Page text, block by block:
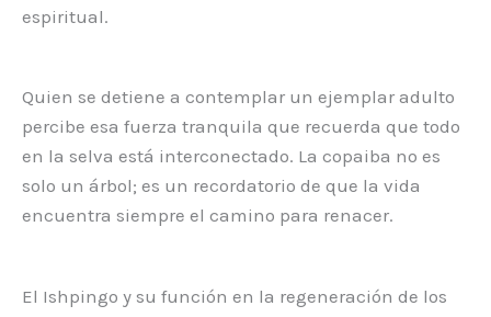
espiritual.
Quien se detiene a contemplar un ejemplar adulto
percibe esa fuerza tranquila que recuerda que todo
en la selva está interconectado. La copaiba no es
solo un árbol; es un recordatorio de que la vida
encuentra siempre el camino para renacer.
El Ishpingo y su función en la regeneración de los